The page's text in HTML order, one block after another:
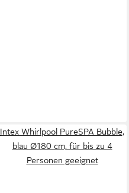
Intex Whirlpool PureSPA Bubble,
blau Ø180 cm, für bis zu 4
Personen geeignet